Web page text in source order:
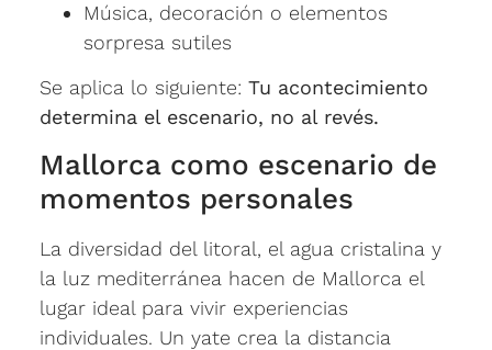
Música, decoración o elementos
sorpresa sutiles
Se aplica lo siguiente: Tu acontecimiento
determina el escenario, no al revés.
Mallorca como escenario de
momentos personales
La diversidad del litoral, el agua cristalina y
la luz mediterránea hacen de Mallorca el
lugar ideal para vivir experiencias
individuales. Un yate crea la distancia